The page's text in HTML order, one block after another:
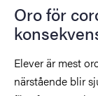
Oro för
Elever är mest
närstående blir